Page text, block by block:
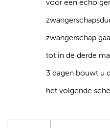
voor een echo
zwangerschap
tot in de derde
3 dagen bouwt u
het volgende